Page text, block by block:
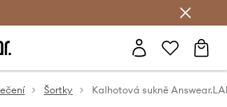
Šortky Kalhotová sukně